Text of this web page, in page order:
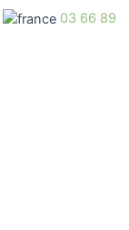
03 66 89